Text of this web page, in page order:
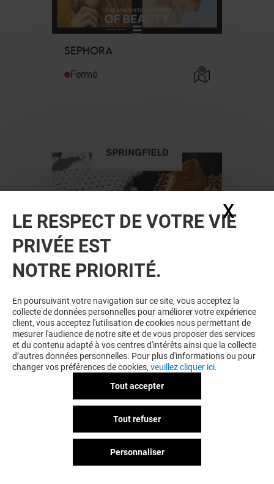
SEPHORA
Fermé
SPRINGFIELD
LE RESPECT DE VOTRE VIE
PRIVÉE EST
NOTRE PRIORITÉ.
En poursuivant votre navigation sur ce site, vous acceptez la
collecte de données personnelles pour améliorer votre expérience
client, vous acceptez l'utilisation de cookies nous permettant de
mesurer l'audience de notre site et de vous proposer des services
et du contenu adapté à vos centres d'intérêts ainsi que la collecte
d’autres données personnelles. Pour plus d'informations ou pour
changer vos préférences de cookies, veuillez cliquer ici.
Tout accepter
Tout refuser
Personnaliser
X